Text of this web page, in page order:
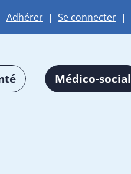
Adhérer | Se connecter |
Médico-social